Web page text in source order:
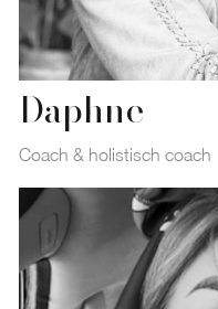
Daphne
Coach & holistisch coach